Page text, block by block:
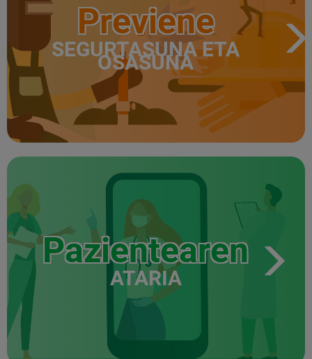
Previene
SEGURTASUNA ETA
OSASUNA
Pazientearen
ATARIA